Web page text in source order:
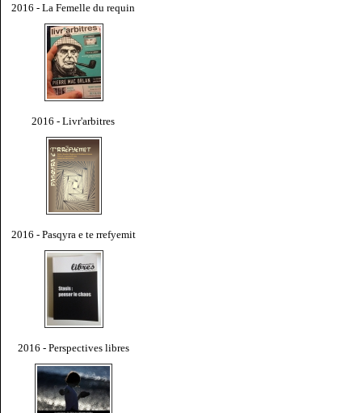
2016 - La Femelle du requin
2016 - Livr'arbitres
2016 - Pasqyra e te rrefyemit
2016 - Perspectives libres